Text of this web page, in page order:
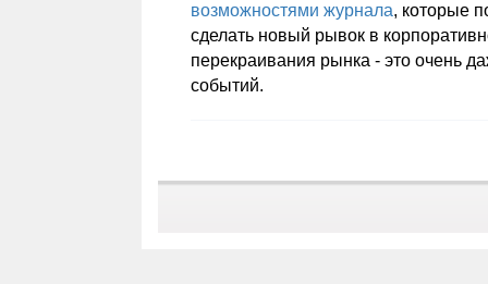
возможностями журнала, которые
сделать новый рывок в
перекраивания рынка - это очень
событий.